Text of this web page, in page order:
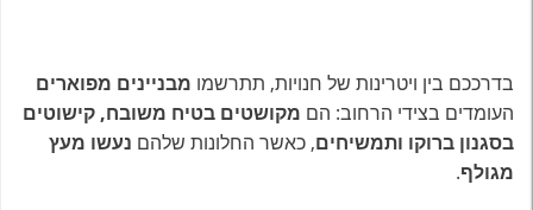
בדרככם בין ויטרינות של חנויות, תתרשמו מבניינים מפוארים
העומדים בצידי הרחוב: הם מקושטים בטיח משובח, קישוטים
בסגנון ברוקו ותמשיחים, כאשר החלונות שלהם נעשו מעץ
מגולף.